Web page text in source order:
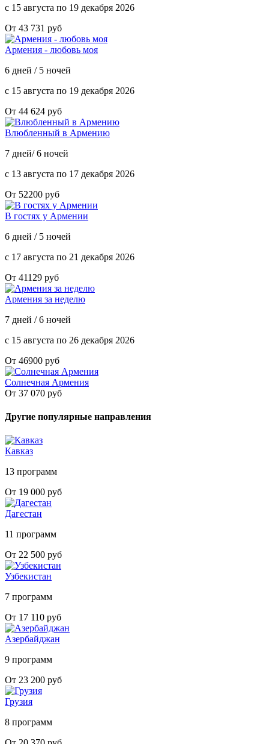
с 15 августа по 19 декабря 2026
От 43 731 руб
Армения - любовь моя
6 дней / 5 ночей
с 15 августа по 19 декабря 2026
От 44 624 руб
Влюбленный в Армению
7 дней/ 6 ночей
с 13 августа по 17 декабря 2026
От 52200 руб
В гостях у Армении
6 дней / 5 ночей
с 17 августа по 21 декабря 2026
От 41129 руб
Армения за неделю
7 дней / 6 ночей
с 15 августа по 26 декабря 2026
От 46900 руб
Солнечная Армения
От 37 070 руб
Другие популярные направления
Кавказ
13 программ
От 19 000 руб
Дагестан
11 программ
От 22 500 руб
Узбекистан
7 программ
От 17 110 руб
Азербайджан
9 программ
От 23 200 руб
Грузия
8 программ